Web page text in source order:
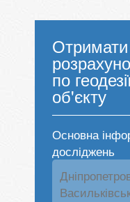
по
об'єкту
Основна
досліджень